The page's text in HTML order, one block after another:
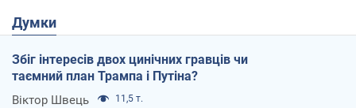
Думки
Збіг інтересів двох цинічних гравців чи
таємний план Трампа і Путіна?
Віктор Швець 11,5 т.